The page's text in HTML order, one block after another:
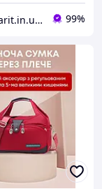
Chtopodarit.in.ua-інтернет-магазин цікавих подарунків 99%